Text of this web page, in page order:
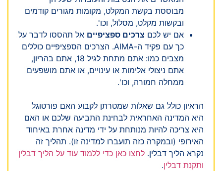
מבוססת בקשת המקלט, מקומות מגורים קודמים
ובקשות מקלט, מסלול, וכו'.
אם יש לכם צרכים ספציפיים אל תהססו לדבר על
כך עם פקיד ה-AIMA. הצרכים הספציפיים כוללים
מצבים כמו: אתם מתחת לגיל 18, אתם בהריון,
אתם ניצולי אלימות או עינויים, או אתם מושפעים
ממחלה חמורה, וכו'.
הראיון כולל גם שאלות שמטרתן לקבוע האם פורטוגל
היא המדינה האחראית לבחינת התביעה שלכם או האם
היא צריכה להיות מנותחת על ידי מדינה אחרת באיחוד
האירופי (ובמקרה כזה תועברו למדינה זו). תהליך זה
נקרא הליך דבלין. לחצו כאן כדי ללמוד עוד על הליך דבלין
ותקנת דבלין.